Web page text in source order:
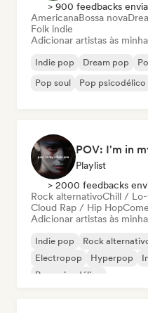
> 900 feedbacks
AmericanaBossa nova
Folk indie
Adicionar artistas às
Indie pop Dream pop
Pop soul
Pop psicodélico
POV: I'm in
Playlist
> 2000 feedbacks
Rock alternativoChill /
Cloud Rap / Hip Hop
Adicionar artistas às
Indie pop Rock
Electropop
Hyperpop
Pop psicodélico